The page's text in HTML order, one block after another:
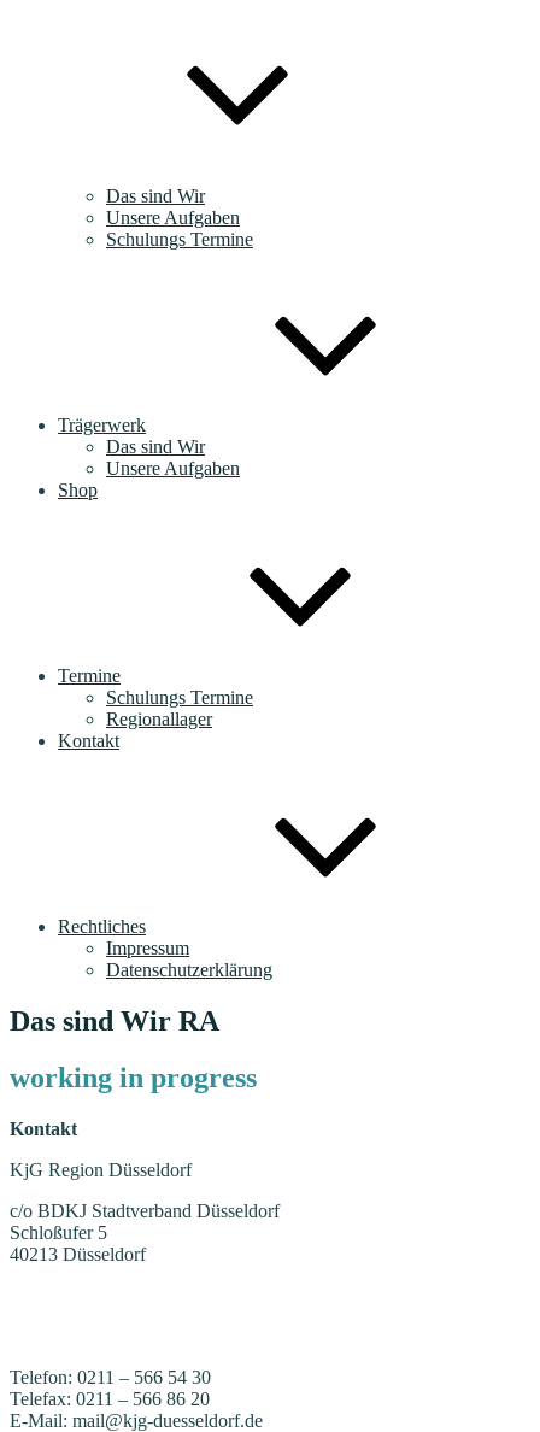
Das sind Wir
Unsere Aufgaben
Schulungs Termine
Trägerwerk
Das sind Wir
Unsere Aufgaben
Shop
Termine
Schulungs Termine
Regionallager
Kontakt
Rechtliches
Impressum
Datenschutzerklärung
Das sind Wir RA
working in progress
Kontakt
KjG Region Düsseldorf
c/o BDKJ Stadtverband Düsseldorf
Schloßufer 5
40213 Düsseldorf
Telefon: 0211 – 566 54 30
Telefax: 0211 – 566 86 20
E-Mail: mail@kjg-duesseldorf.de